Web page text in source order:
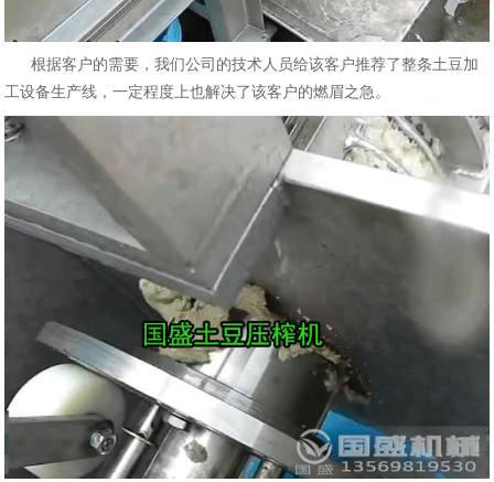
根据客户的需要，我们公司的技术人员给该客户推荐了整条土豆加
工设备生产线，一定程度上也解决了该客户的燃眉之急。